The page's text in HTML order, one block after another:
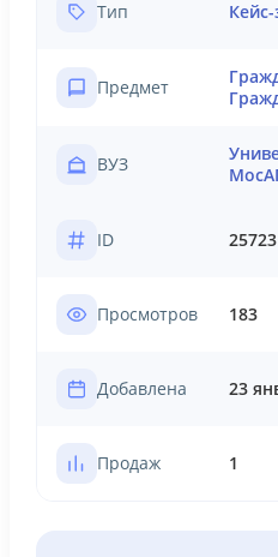
Тип
Предмет
ВУЗ
ID 25723
Просмотров 183
Добавлена 23
Продаж 1